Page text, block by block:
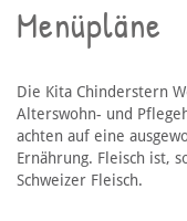
Menüpläne
Die Kita Chinderstern
Alterswohn- und
achten auf eine
Ernährung. Fleisch ist,
Schweizer Fleisch.